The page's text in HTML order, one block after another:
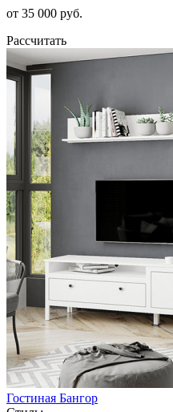
от 35 000 руб.
Рассчитать
Гостиная Бангор